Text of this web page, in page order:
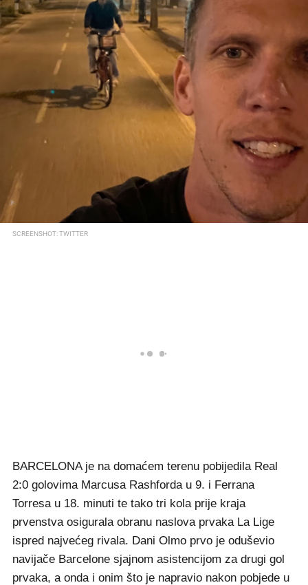
SCREENSHOT: TWITTER
BARCELONA je na domaćem terenu pobijedila Real
2:0 golovima Marcusa Rashforda u 9. i Ferrana
Torresa u 18. minuti te tako tri kola prije kraja
prvenstva osigurala obranu naslova prvaka La Lige
ispred najvećeg rivala. Dani Olmo prvo je oduševio
navijače Barcelone sjajnom asistencijom za drugi gol
prvaka, a onda i onim što je napravio nakon pobjede u